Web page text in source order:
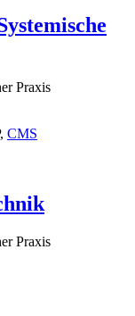
CMS